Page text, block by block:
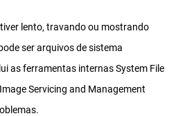
lento, travando ou mostrando
ser arquivos de sistema
as ferramentas internas System File
Servicing and Management